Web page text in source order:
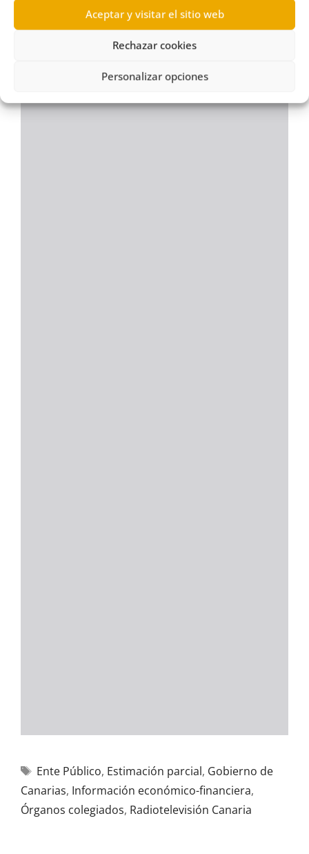
Aceptar y visitar el sitio web
Rechazar cookies
Personalizar opciones
Ente Público, Estimación parcial, Gobierno de
Canarias, Información económico-financiera,
Órganos colegiados, Radiotelevisión Canaria